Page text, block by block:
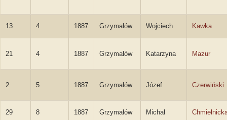
13 4 1887 Grzymałów Wojciech Kawka
21 4 1887 Grzymałów Katarzyna Mazur
2 5 1887 Grzymałów Józef Czerwiński
29 8 1887 Grzymałów Michał